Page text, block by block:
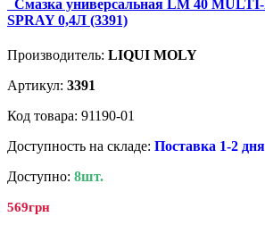
Смазка универсальная LM 40
SPRAY 0,4Л (3391)
Производитель: LIQUI MOLY
Артикул: 3391
Код товара: 91190-01
Доступность на складе: Поставка 1-2 дня
Доступно: 8шт.
569грн